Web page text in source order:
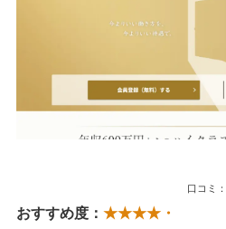
口コミ：
おすすめ度： ★★★★・